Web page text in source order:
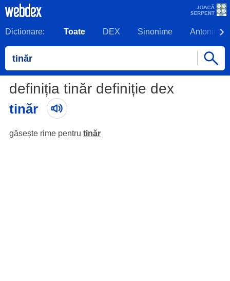
Dictionare: Toate DEX Sinonime Antonime
definiția tinăr definiție dex
tinăr
găsește rime pentru tinăr